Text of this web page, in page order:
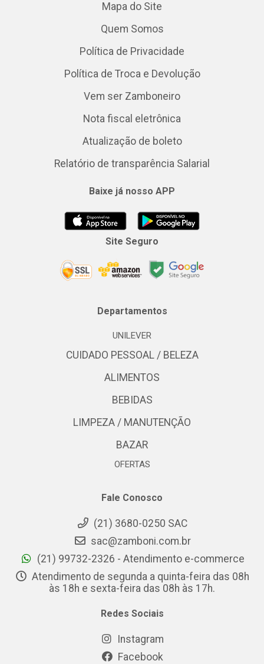
Mapa do Site
Quem Somos
Política de Privacidade
Política de Troca e Devolução
Vem ser Zamboneiro
Nota fiscal eletrônica
Atualização de boleto
Relatório de transparência Salarial
Baixe já nosso APP
Site Seguro
Departamentos
UNILEVER
CUIDADO PESSOAL / BELEZA
ALIMENTOS
BEBIDAS
LIMPEZA / MANUTENÇÃO
BAZAR
OFERTAS
Fale Conosco
(21) 3680-0250 SAC
sac@zamboni.com.br
(21) 99732-2326 - Atendimento e-commerce
Atendimento de segunda a quinta-feira das 08h
às 18h e sexta-feira das 08h às 17h.
Redes Sociais
Instagram
Facebook